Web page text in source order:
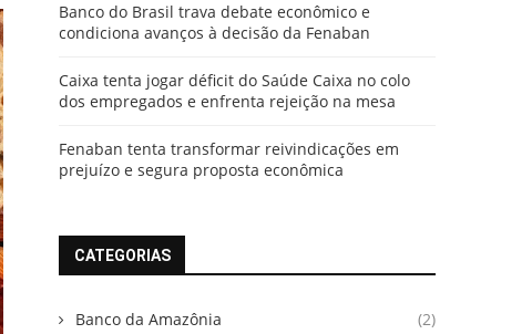
Banco do Brasil trava debate econômico e
condiciona avanços à decisão da Fenaban
Caixa tenta jogar déficit do Saúde Caixa no colo
dos empregados e enfrenta rejeição na mesa
Fenaban tenta transformar reivindicações em
prejuízo e segura proposta econômica
CATEGORIAS
Banco da Amazônia (2)